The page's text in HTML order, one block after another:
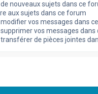
nouveaux sujets dans ce
aux sujets dans ce forum
modifier vos messages dans
supprimer vos messages dans
transférer de pièces jointes